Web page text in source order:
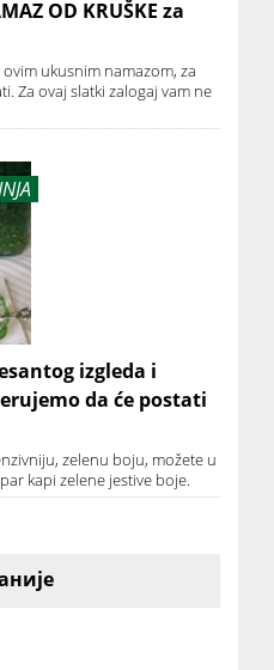
OD KRUŠKE za
ukusnim namazom, za
Za ovaj slatki zalogaj vam ne
izgleda i
da će postati
zelenu boju, možete u
kapi zelene jestive boje.